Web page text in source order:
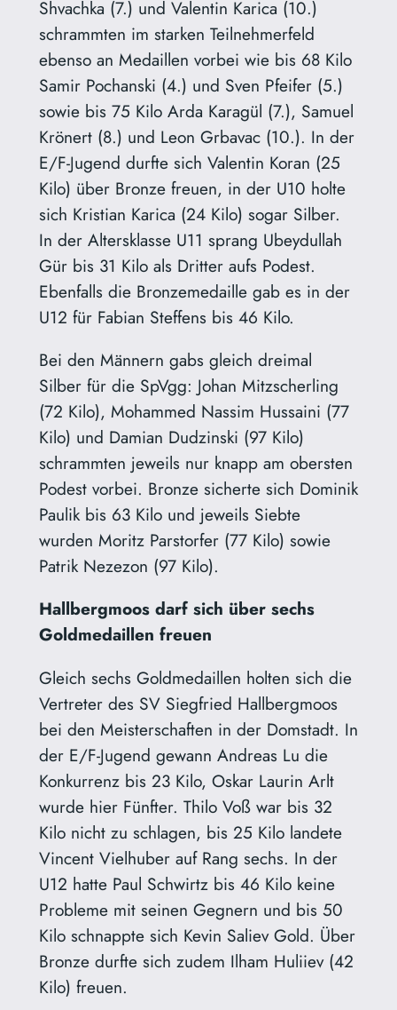
Shvachka (7.) und Valentin Karica (10.)
schrammten im starken Teilnehmerfeld
ebenso an Medaillen vorbei wie bis 68 Kilo
Samir Pochanski (4.) und Sven Pfeifer (5.)
sowie bis 75 Kilo Arda Karagül (7.), Samuel
Krönert (8.) und Leon Grbavac (10.). In der
E/F-Jugend durfte sich Valentin Koran (25
Kilo) über Bronze freuen, in der U10 holte
sich Kristian Karica (24 Kilo) sogar Silber.
In der Altersklasse U11 sprang Ubeydullah
Gür bis 31 Kilo als Dritter aufs Podest.
Ebenfalls die Bronzemedaille gab es in der
U12 für Fabian Steffens bis 46 Kilo.
Bei den Männern gabs gleich dreimal
Silber für die SpVgg: Johan Mitzscherling
(72 Kilo), Mohammed Nassim Hussaini (77
Kilo) und Damian Dudzinski (97 Kilo)
schrammten jeweils nur knapp am obersten
Podest vorbei. Bronze sicherte sich Dominik
Paulik bis 63 Kilo und jeweils Siebte
wurden Moritz Parstorfer (77 Kilo) sowie
Patrik Nezezon (97 Kilo).
Hallbergmoos darf sich über sechs
Goldmedaillen freuen
Gleich sechs Goldmedaillen holten sich die
Vertreter des SV Siegfried Hallbergmoos
bei den Meisterschaften in der Domstadt. In
der E/F-Jugend gewann Andreas Lu die
Konkurrenz bis 23 Kilo, Oskar Laurin Arlt
wurde hier Fünfter. Thilo Voß war bis 32
Kilo nicht zu schlagen, bis 25 Kilo landete
Vincent Vielhuber auf Rang sechs. In der
U12 hatte Paul Schwirtz bis 46 Kilo keine
Probleme mit seinen Gegnern und bis 50
Kilo schnappte sich Kevin Saliev Gold. Über
Bronze durfte sich zudem Ilham Huliiev (42
Kilo) freuen.